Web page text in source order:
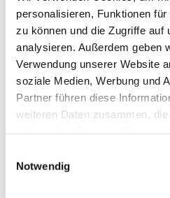
personalisieren, Funktionen
zu können und die Zugriffe auf
analysieren. Außerdem geben
Verwendung unserer Website
soziale Medien, Werbung und
Partner führen diese
weiteren Daten zusammen,
Notwendig
Veranstaltungs-
BiOS Erleben
Wetter &
Team
Öffnungszeiten
Prospektbestellung
Presse
Social Media
UNTERKÜNFTE